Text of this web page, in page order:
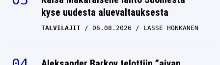
kyse uudesta aluevaltauksesta
TALVILAJIT 06.08.2026 LASSE HONKANEN